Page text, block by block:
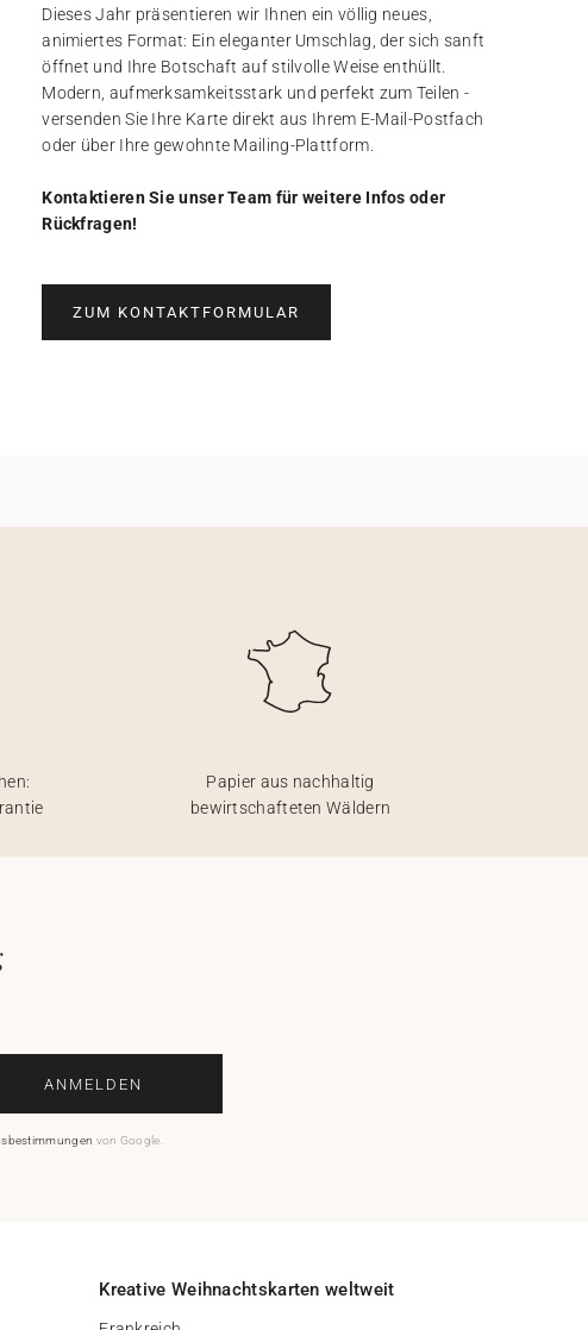
Dieses Jahr präsentieren wir Ihnen ein völlig neues,
animiertes Format: Ein eleganter Umschlag, der sich sanft
öffnet und Ihre Botschaft auf stilvolle Weise enthüllt.
Modern, aufmerksamkeitsstark und perfekt zum Teilen -
versenden Sie Ihre Karte direkt aus Ihrem E-Mail-Postfach
oder über Ihre gewohnte Mailing-Plattform.
Kontaktieren Sie unser Team für weitere Infos oder
Rückfragen!
ZUM KONTAKTFORMULAR
Papier aus nachhaltig
bewirtschafteten Wäldern
ANMELDEN
von Google.
Kreative Weihnachtskarten weltweit